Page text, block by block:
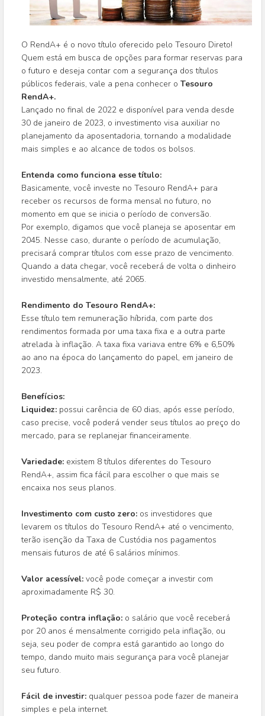
O RendA+ é o novo título oferecido pelo Tesouro Direto!
Quem está em busca de opções para formar reservas para
o futuro e deseja contar com a segurança dos títulos
públicos federais, vale a pena conhecer o Tesouro
RendA+.
Lançado no final de 2022 e disponível para venda desde
30 de janeiro de 2023, o investimento visa auxiliar no
planejamento da aposentadoria, tornando a modalidade
mais simples e ao alcance de todos os bolsos.
Entenda como funciona esse título:
Basicamente, você investe no Tesouro RendA+ para
receber os recursos de forma mensal no futuro, no
momento em que se inicia o período de conversão.
Por exemplo, digamos que você planeja se aposentar em
2045. Nesse caso, durante o período de acumulação,
precisará comprar títulos com esse prazo de vencimento.
Quando a data chegar, você receberá de volta o dinheiro
investido mensalmente, até 2065.
Rendimento do Tesouro RendA+:
Esse título tem remuneração híbrida, com parte dos
rendimentos formada por uma taxa fixa e a outra parte
atrelada à inflação. A taxa fixa variava entre 6% e 6,50%
ao ano na época do lançamento do papel, em janeiro de
2023.
Benefícios:
Liquidez: possui carência de 60 dias, após esse período,
caso precise, você poderá vender seus títulos ao preço do
mercado, para se replanejar financeiramente.
Variedade: existem 8 títulos diferentes do Tesouro
RendA+, assim fica fácil para escolher o que mais se
encaixa nos seus planos.
Investimento com custo zero: os investidores que
levarem os títulos do Tesouro RendA+ até o vencimento,
terão isenção da Taxa de Custódia nos pagamentos
mensais futuros de até 6 salários mínimos.
Valor acessível: você pode começar a investir com
aproximadamente R$ 30.
Proteção contra inflação: o salário que você receberá
por 20 anos é mensalmente corrigido pela inflação, ou
seja, seu poder de compra está garantido ao longo do
tempo, dando muito mais segurança para você planejar
seu futuro.
Fácil de investir: qualquer pessoa pode fazer de maneira
simples e pela internet.